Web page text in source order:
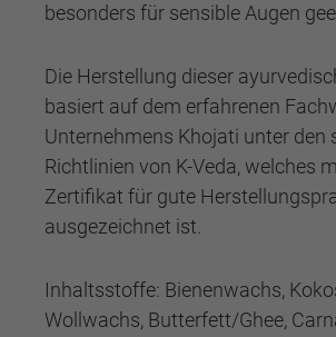
besonders für sensible Augen
Die Herstellung dieser
basiert auf dem erfahrenen
Unternehmens Khojati unter den
Richtlinien von K-Veda, welches
Zertifikat für gute
ausgezeichnet ist.
Inhaltsstoffe: Bienenwachs,
Wollwachs, Butterfett/Ghee,